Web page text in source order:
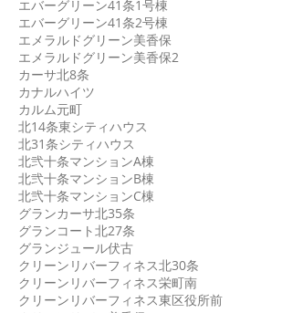
エバーグリーン41条1号棟
エバーグリーン41条2号棟
エメラルドグリーン美香保
エメラルドグリーン美香保2
カーサ北8条
カナルハイツ
カルム元町
北14条東シティハウス
北31条シティハウス
北弐十条マンションA棟
北弐十条マンションB棟
北弐十条マンションC棟
グランカーサ北35条
グランコート北27条
グランジュール伏古
クリーンリバーフィネス北30条
クリーンリバーフィネス栄町南
クリーンリバーフィネス東区役所前